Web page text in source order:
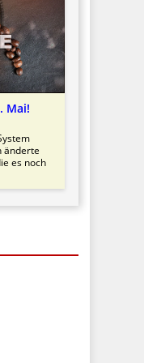
Mai!
änderte
es noch